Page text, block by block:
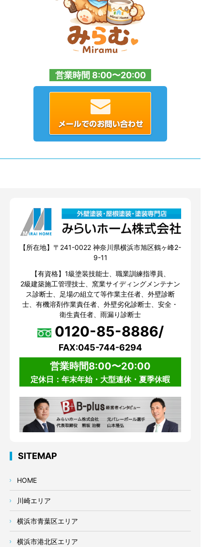
営業時間 8:00〜20:00
【所在地】〒241-0022 神奈川県横浜市旭区鶴ヶ峰2-
9-11
【有資格】1級塗装技能士、職業訓練指導員、
2級建築施工管理技士、窯業サイディングメンテナン
ス診断士、足場の組立て等作業主任者、外壁診断
士、有機溶剤作業責任者、外壁劣化診断士、安全・
衛生責任者、雨漏り診断士
0120-85-8886/
FAX:045-744-6294
営業時間8:00〜20:00
定休日：年末年始・大型連休・夏季休暇
SITEMAP
HOME
川崎エリア
横浜市青葉区エリア
横浜市港北区エリア